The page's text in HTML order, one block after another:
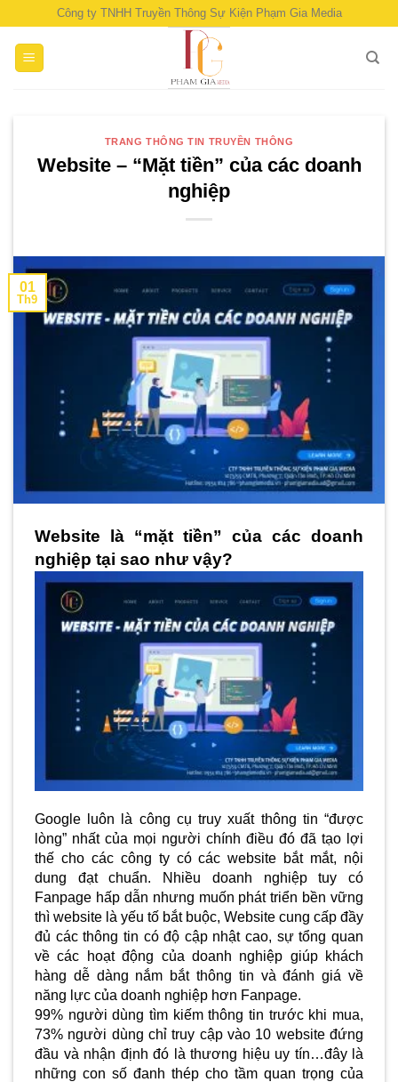
content
Công ty TNHH Truyền Thông Sự Kiện Phạm Gia Media
TRANG THÔNG TIN TRUYỀN THÔNG
Website – “Mặt tiền” của các doanh
nghiệp
01
Th9
Website là “mặt tiền” của các doanh
nghiệp tại sao như vậy?
Google luôn là công cụ truy xuất thông tin “được
lòng” nhất của mọi người chính điều đó đã tạo lợi
thế cho các công ty có các website bắt mắt, nội
dung đạt chuẩn. Nhiều doanh nghiệp tuy có
Fanpage hấp dẫn nhưng muốn phát triển bền vững
thì website là yếu tố bắt buộc, Website cung cấp đầy
đủ các thông tin có độ cập nhật cao, sự tổng quan
về các hoạt động của doanh nghiệp giúp khách
hàng dễ dàng nắm bắt thông tin và đánh giá về
năng lực của doanh nghiệp hơn Fanpage.
99% người dùng tìm kiếm thông tin trước khi mua,
73% người dùng chỉ truy cập vào 10 website đứng
đầu và nhận định đó là thương hiệu uy tín…đây là
những con số đanh thép cho tầm quan trọng của